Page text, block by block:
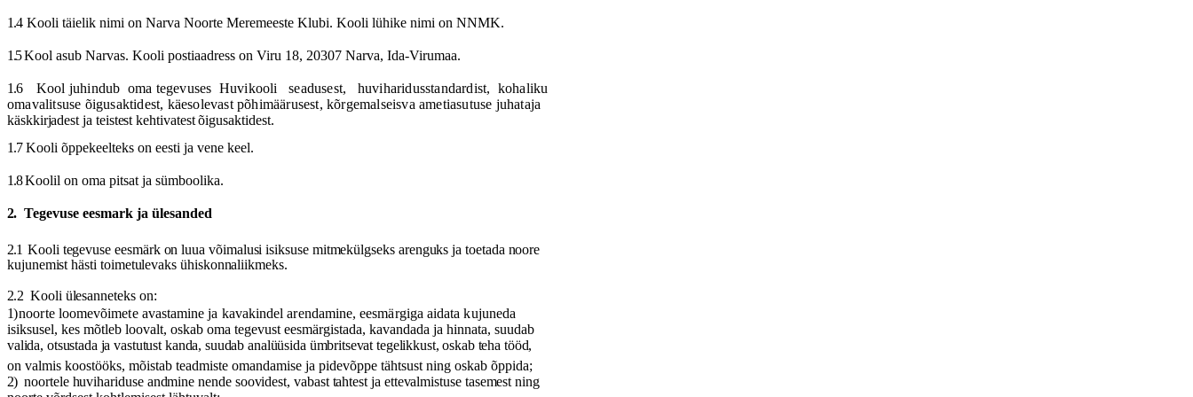
1.4 Kooli täielik nimi on Narva Noorte Meremeeste Klubi. Kooli lühike nimi on NNMK.
1.5Kool asub Narvas. Kooli postiaadress on Viru 18, 20307 Narva, Ida-Virumaa.
1.6 Kool juhindub oma tegevuses Huvikooli seadusest, huviharidusstandardist, kohaliku
omavalitsuse õigusaktidest, käesolevast põhimäärusest, kõrgemalseisva ametiasutuse juhataja
käskkirjadest ja teistest kehtivatest õigusaktidest.
1.7 Kooli õppekeelteks on eestija vene keel.
1.8 Koolil on oma pitsatja sümboolika.
2. Tegevuse eesmark ja ülesanded
2.1 Kooli tegevuse eesmärk on luua võimalusi isiksuse mitmekülgseks arenguks ja toetada noore
kujunemist hästi toimetulevaks ühiskonnaliikmeks.
2.2 Kooli ülesanneteks on:
1)noorte loomevõimete avastamine ja kavakindel arendamine,eesmärgiga aidata kujuneda
isiksusel, kes mõtleb loovalt, oskab oma tegevust eesmärgistada, kavandada ja hinnata, suudab
valida, otsustada ja vastutust kanda, suudab analüüsida ümbritsevat tegelikkust,oskab teha tööd,
on valmis koostööks, mõistab teadmiste omandamise ja pidevõppe tähtsust ning oskab õppida;
2) noortele huvihariduse andmine nende soovidest, vabast tahtest ja ettevalmistuse tasemest ning